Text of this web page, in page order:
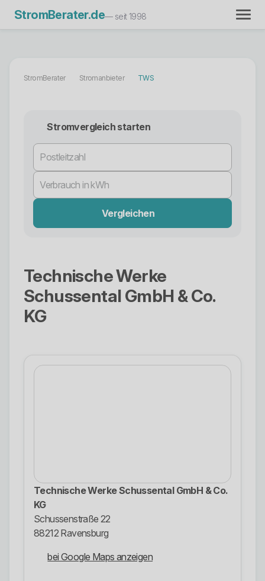
StromBerater.de— seit 1998
StromBerater Stromanbieter TWS
Stromvergleich starten
Vergleichen
Technische Werke
Schussental GmbH & Co.
KG
Technische Werke Schussental GmbH & Co.
KG
Schussenstraße 22
88212 Ravensburg
bei Google Maps anzeigen